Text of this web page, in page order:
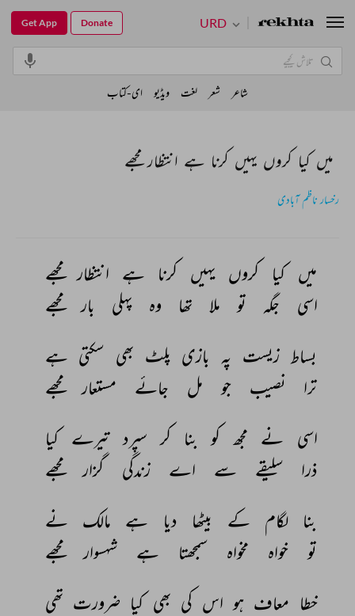
میں کیا کروں یہیں کرنا ہے انتظار مجھے
رخسار ناظم آبادی
میں کیا کروں یہیں کرنا ہے انتظار مجھے
اسی
جگہ تو ملا تھا وہ پہلی بار
مجھے
بساط زیست پہ بازی پلٹ بھی سکتی ہے
ترا
نصیب جو مل جائے مستعار
مجھے
اسی نے مجھ کو بنا کر سپرد تیرے کیا
ذرا
سلیقے سے اے زندگی گزار
مجھے
بنا
لگام کے بیٹھا دیا ہے مالک
نے
تو
خواہ مخواہ سمجھتا ہے شہسوار
مجھے
خطا معاف ہو اس کی بھی کیا ضرورت تھی
URD
Get App Donate
شاعر شعر لغت ویڈیو ای-کتاب